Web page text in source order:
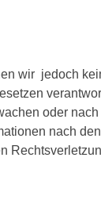
wir jedoch
oder
nach